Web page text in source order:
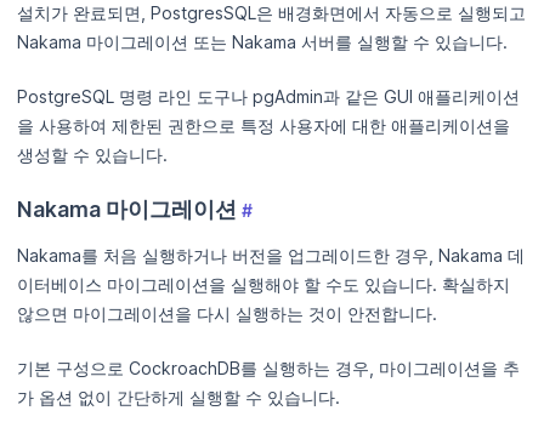
설치가 완료되면, PostgresSQL은 배경화면에서 자동으로 실행되고
Nakama 마이그레이션 또는 Nakama 서버를 실행할 수 있습니다.
PostgreSQL 명령 라인 도구나 pgAdmin과 같은 GUI 애플리케이션
을 사용하여 제한된 권한으로 특정 사용자에 대한 애플리케이션을
생성할 수 있습니다.
Nakama 마이그레이션 #
Nakama를 처음 실행하거나 버전을 업그레이드한 경우, Nakama 데
이터베이스 마이그레이션을 실행해야 할 수도 있습니다. 확실하지
않으면 마이그레이션을 다시 실행하는 것이 안전합니다.
기본 구성으로 CockroachDB를 실행하는 경우, 마이그레이션을 추
가 옵션 없이 간단하게 실행할 수 있습니다.